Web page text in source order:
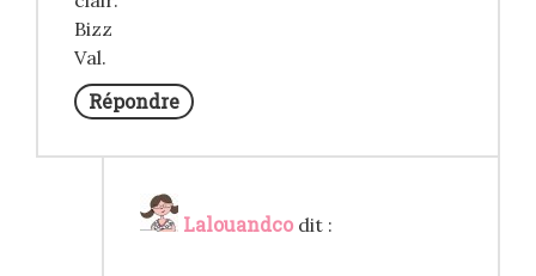
Bizz
Val.
Répondre
Lalouandco dit :